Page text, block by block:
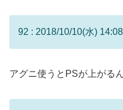
92 : 2018/10/10(水)
アグニ使うとPSが上がる